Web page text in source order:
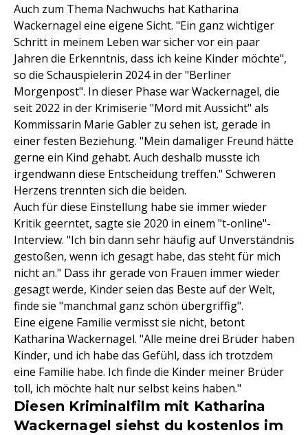
Auch zum Thema Nachwuchs hat Katharina
Wackernagel eine eigene Sicht. "Ein ganz wichtiger
Schritt in meinem Leben war sicher vor ein paar
Jahren die Erkenntnis, dass ich keine Kinder möchte",
so die Schauspielerin 2024 in der "Berliner
Morgenpost". In dieser Phase war Wackernagel, die
seit 2022 in der Krimiserie "Mord mit Aussicht" als
Kommissarin Marie Gabler zu sehen ist, gerade in
einer festen Beziehung. "Mein damaliger Freund hätte
gerne ein Kind gehabt. Auch deshalb musste ich
irgendwann diese Entscheidung treffen." Schweren
Herzens trennten sich die beiden.
Auch für diese Einstellung habe sie immer wieder
Kritik geerntet, sagte sie 2020 in einem "t-online"-
Interview. "Ich bin dann sehr häufig auf Unverständnis
gestoßen, wenn ich gesagt habe, das steht für mich
nicht an." Dass ihr gerade von Frauen immer wieder
gesagt werde, Kinder seien das Beste auf der Welt,
finde sie "manchmal ganz schön übergriffig".
Eine eigene Familie vermisst sie nicht, betont
Katharina Wackernagel. "Alle meine drei Brüder haben
Kinder, und ich habe das Gefühl, dass ich trotzdem
eine Familie habe. Ich finde die Kinder meiner Brüder
toll, ich möchte halt nur selbst keins haben."
Diesen Kriminalfilm mit Katharina
Wackernagel siehst du kostenlos im